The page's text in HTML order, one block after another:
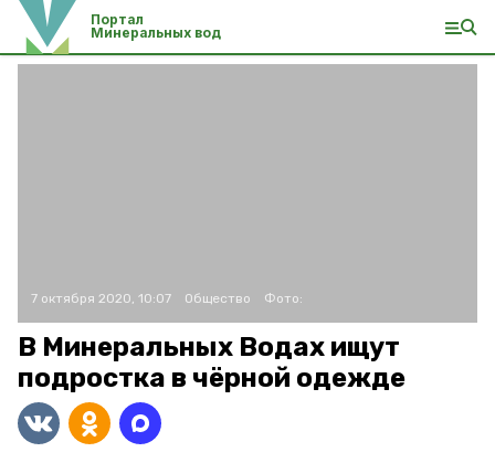
Портал
Минеральных вод
7 октября 2020, 10:07 Общество Фото:
В Минеральных Водах ищут
подростка в чёрной одежде